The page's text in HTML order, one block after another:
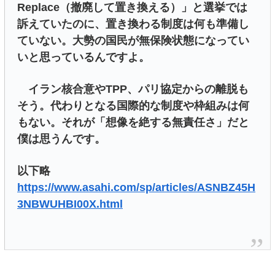
Replace（撤廃して置き換える）」と選挙では
訴えていたのに、置き換わる制度は何も準備し
ていない。大勢の国民が無保険状態になってい
いと思っているんですよ。
イラン核合意やTPP、パリ協定からの離脱も
そう。代わりとなる国際的な制度や枠組みは何
もない。それが「想像を絶する無責任さ」だと
僕は思うんです。
以下略
https://www.asahi.com/sp/articles/ASNBZ45H
3NBWUHBI00X.html